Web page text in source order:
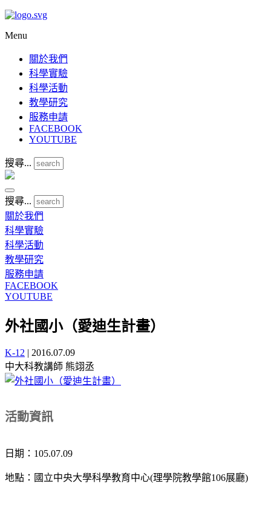
Menu
關於我們
科學實驗
科學活動
教學研究
服務申請
FACEBOOK
YOUTUBE
搜尋...
搜尋...
關於我們
科學實驗
科學活動
教學研究
服務申請
FACEBOOK
YOUTUBE
外社國小（愛迪生計畫）
K-12 | 2016.07.09
中大科教講師 熊翊丞
活動資訊
日期：105.07.09
地點：國立中央大學科學教育中心(理學院教學館106展廳)